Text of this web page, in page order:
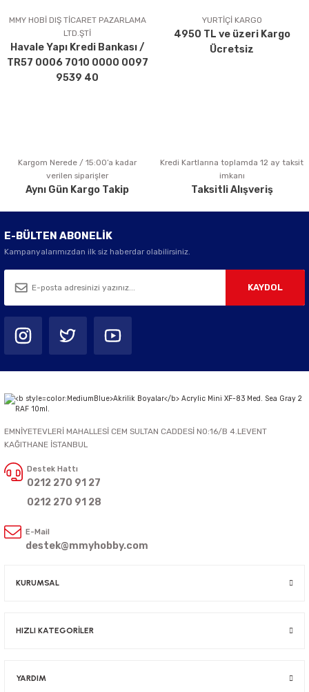
Ürün açıklamasında eksik bilgiler bulunuyor.
Ürün bilgilerinde hatalar bulunuyor.
Ürün fiyatı diğer sitelerden daha pahalı.
Bu ürüne benzer farklı alternatifler olmalı.
Gönder
MMY HOBİ DIŞ TİCARET PAZARLAMA
LTD.ŞTİ
Havale Yapı Kredi Bankası /
TR57 0006 7010 0000 0097
9539 40
YURTİÇİ KARGO
4950 TL ve üzeri Kargo
Ücretsiz
Kargom Nerede / 15:00’a kadar
verilen siparişler
Aynı Gün Kargo Takip
Kredi Kartlarına toplamda 12 ay taksit
imkanı
Taksitli Alışveriş
E-BÜLTEN ABONELİK
Kampanyalarımızdan ilk siz haberdar olabilirsiniz.
KAYDOL
EMNİYETEVLERİ MAHALLESİ CEM SULTAN CADDESİ NO:16/B 4.LEVENT
KAĞITHANE İSTANBUL
Destek Hattı
0212 270 91 27
0212 270 91 28
E-Mail
destek@mmyhobby.com
KURUMSAL
HIZLI KATEGORİLER
YARDIM